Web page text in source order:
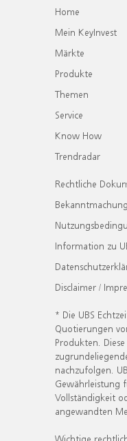
Home
Mein KeyInvest
Märkte
Produkte
Themen
Service
Know How
Trendradar
Rechtliche
Information zu
Disclaimer /
* Die UBS
Quotierungen
Produkten.
nachzufolgen.
Gewährleistung
Vollständigkeit
angewandten